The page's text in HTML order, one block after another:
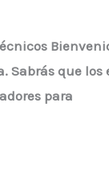
que los
para